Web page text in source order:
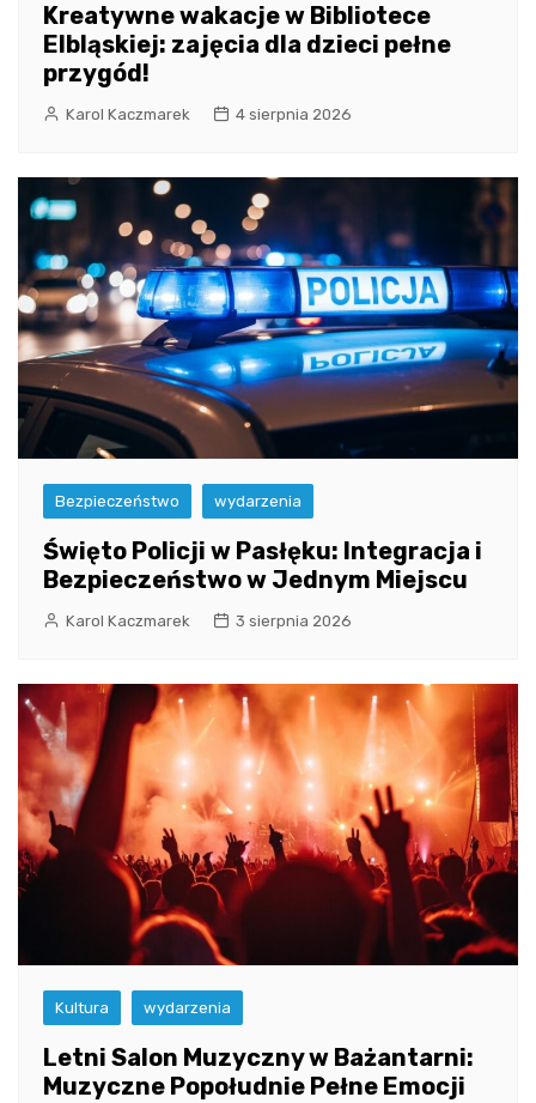
Kreatywne wakacje w Bibliotece
Elbląskiej: zajęcia dla dzieci pełne
przygód!
Karol Kaczmarek 4 sierpnia 2026
Bezpieczeństwo wydarzenia
Święto Policji w Pasłęku: Integracja i
Bezpieczeństwo w Jednym Miejscu
Karol Kaczmarek 3 sierpnia 2026
Kultura wydarzenia
Letni Salon Muzyczny w Bażantarni:
Muzyczne Popołudnie Pełne Emocji